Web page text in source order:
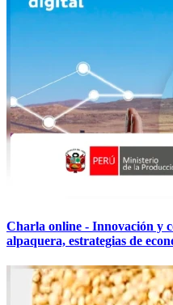
Charla online - Innovación y
alpaquera, estrategias de